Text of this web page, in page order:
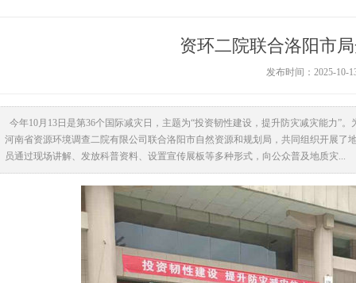
资环二院联合洛阳市
发布时间：2025-10-
今年10月13日是第36个国际减灾日，主题为“投资韧性建设，提升防灾减灾能力”
河南省资源环境调查二院有限公司联合洛阳市自然资源和规划局，共同组织开展
员通过现场讲解、发放科普资料、设置宣传展板等多种形式，向公众普及地质灾...